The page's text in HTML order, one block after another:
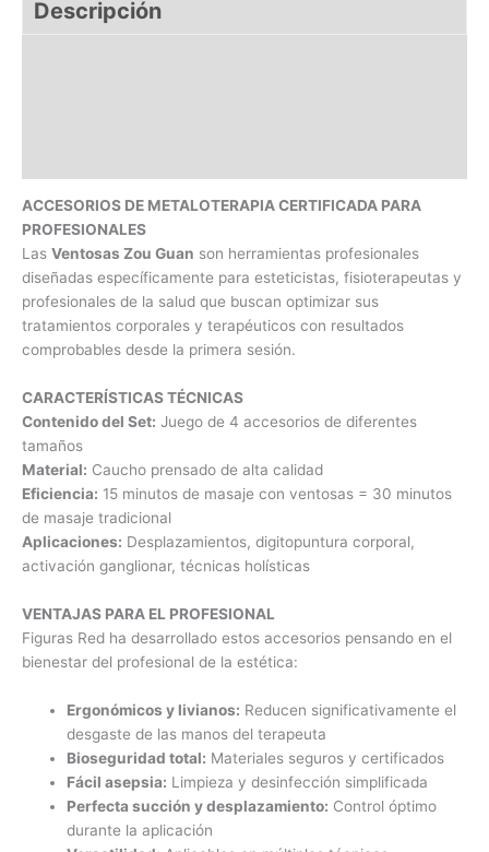
Descripción
ACCESORIOS DE METALOTERAPIA CERTIFICADA PARA
PROFESIONALES
Las Ventosas Zou Guan son herramientas profesionales
diseñadas específicamente para esteticistas, fisioterapeutas y
profesionales de la salud que buscan optimizar sus
tratamientos corporales y terapéuticos con resultados
comprobables desde la primera sesión.
CARACTERÍSTICAS TÉCNICAS
Contenido del Set: Juego de 4 accesorios de diferentes
tamaños
Material: Caucho prensado de alta calidad
Eficiencia: 15 minutos de masaje con ventosas = 30 minutos
de masaje tradicional
Aplicaciones: Desplazamientos, digitopuntura corporal,
activación ganglionar, técnicas holísticas
VENTAJAS PARA EL PROFESIONAL
Figuras Red ha desarrollado estos accesorios pensando en el
bienestar del profesional de la estética:
Ergonómicos y livianos: Reducen significativamente el
desgaste de las manos del terapeuta
Bioseguridad total: Materiales seguros y certificados
Fácil asepsia: Limpieza y desinfección simplificada
Perfecta succión y desplazamiento: Control óptimo
durante la aplicación